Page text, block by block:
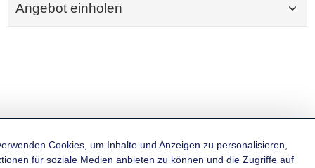
Angebot einholen
Cookies, um Inhalte und Anzeigen zu personalisieren,
für soziale Medien anbieten zu können und die Zugriffe auf